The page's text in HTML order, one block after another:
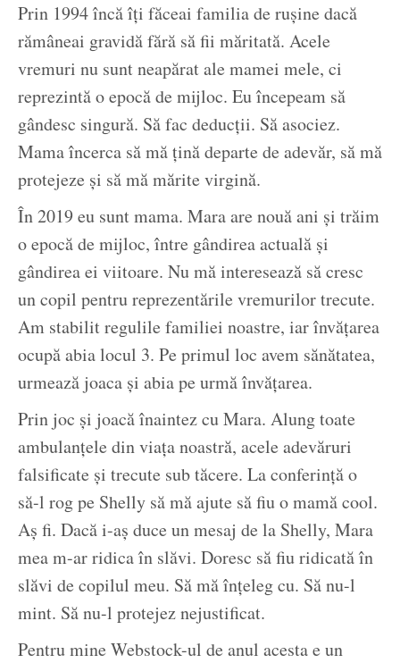
Prin 1994 încă îți făceai familia de rușine dacă
rămâneai gravidă fără să fii măritată. Acele
vremuri nu sunt neapărat ale mamei mele, ci
reprezintă o epocă de mijloc. Eu începeam să
gândesc singură. Să fac deducții. Să asociez.
Mama încerca să mă țină departe de adevăr, să mă
protejeze și să mă mărite virgină.
În 2019 eu sunt mama. Mara are nouă ani și trăim
o epocă de mijloc, între gândirea actuală și
gândirea ei viitoare. Nu mă interesează să cresc
un copil pentru reprezentările vremurilor trecute.
Am stabilit regulile familiei noastre, iar învățarea
ocupă abia locul 3. Pe primul loc avem sănătatea,
urmează joaca și abia pe urmă învățarea.
Prin joc și joacă înaintez cu Mara. Alung toate
ambulanțele din viața noastră, acele adevăruri
falsificate și trecute sub tăcere. La conferință o
să-l rog pe Shelly să mă ajute să fiu o mamă cool.
Aș fi. Dacă i-aș duce un mesaj de la Shelly, Mara
mea m-ar ridica în slăvi. Doresc să fiu ridicată în
slăvi de copilul meu. Să mă înțeleg cu. Să nu-l
mint. Să nu-l protejez nejustificat.
Pentru mine Webstock-ul de anul acesta e un